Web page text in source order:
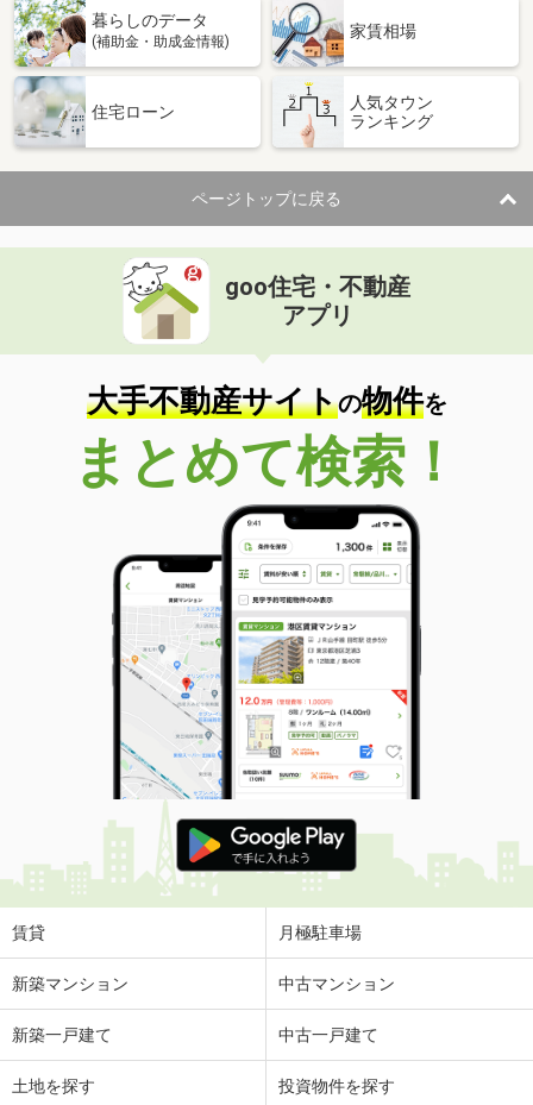
暮らしのデータ
(補助金・助成金情報)
家賃相場
住宅ローン
人気タウン
ランキング
ページトップに戻る
goo住宅・不動産
アプリ
大手不動産サイトの物件を
まとめて検索！
賃貸 月極駐車場
新築マンション 中古マンション
新築一戸建て 中古一戸建て
土地を探す 投資物件を探す